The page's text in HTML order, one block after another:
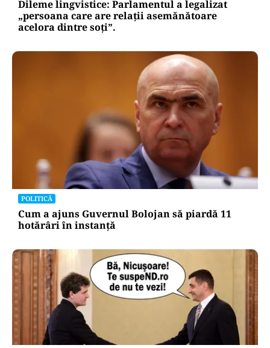
Dileme lingvistice: Parlamentul a legalizat
„persoana care are relații asemănătoare
acelora dintre soți”.
POLITICĂ
Cum a ajuns Guvernul Bolojan să piardă 11
hotărâri în instanță